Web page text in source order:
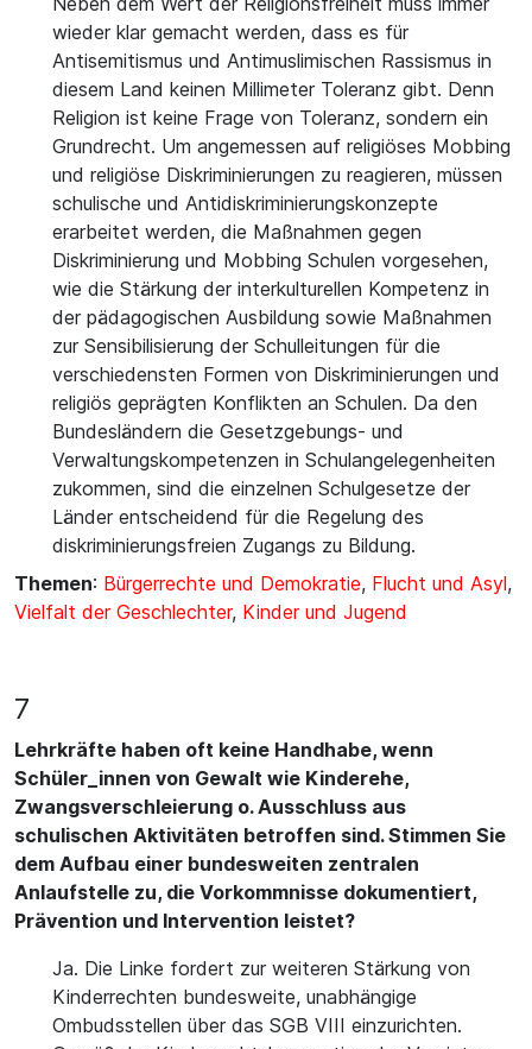
wieder klar gemacht werden, dass es für
Antisemitismus und Antimuslimischen Rassismus in
diesem Land keinen Millimeter Toleranz gibt. Denn
Religion ist keine Frage von Toleranz, sondern ein
Grundrecht. Um angemessen auf religiöses Mobbing
und religiöse Diskriminierungen zu reagieren, müssen
schulische und Antidiskriminierungskonzepte
erarbeitet werden, die Maßnahmen gegen
Diskriminierung und Mobbing Schulen vorgesehen,
wie die Stärkung der interkulturellen Kompetenz in
der pädagogischen Ausbildung sowie Maßnahmen
zur Sensibilisierung der Schulleitungen für die
verschiedensten Formen von Diskriminierungen und
religiös geprägten Konflikten an Schulen. Da den
Bundesländern die Gesetzgebungs- und
Verwaltungskompetenzen in Schulangelegenheiten
zukommen, sind die einzelnen Schulgesetze der
Länder entscheidend für die Regelung des
diskriminierungsfreien Zugangs zu Bildung.
Themen: Bürgerrechte und Demokratie, Flucht und Asyl,
Vielfalt der Geschlechter, Kinder und Jugend
7
Lehrkräfte haben oft keine Handhabe, wenn
Schüler_innen von Gewalt wie Kinderehe,
Zwangsverschleierung o. Ausschluss aus
schulischen Aktivitäten betroffen sind. Stimmen Sie
dem Aufbau einer bundesweiten zentralen
Anlaufstelle zu, die Vorkommnisse dokumentiert,
Prävention und Intervention leistet?
Ja. Die Linke fordert zur weiteren Stärkung von
Kinderrechten bundesweite, unabhängige
Ombudsstellen über das SGB VIII einzurichten.